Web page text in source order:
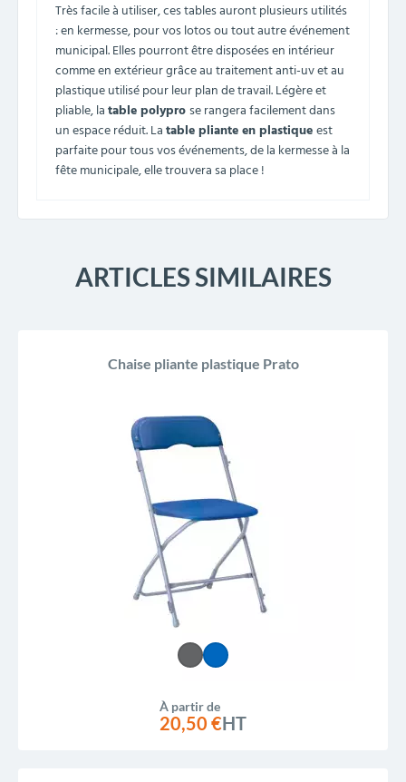
Très facile à utiliser, ces tables auront plusieurs utilités
: en kermesse, pour vos lotos ou tout autre événement
municipal. Elles pourront être disposées en intérieur
comme en extérieur grâce au traitement anti-uv et au
plastique utilisé pour leur plan de travail. Légère et
pliable, latable polyprose rangera facilement dans
un espace réduit. Latable pliante en plastiqueest
parfaite pour tous vos événements, de la kermesse à la
fête municipale, elle trouvera sa place !
ARTICLES SIMILAIRES
Chaise pliante plastique Prato
À partir de
20,50 €HT